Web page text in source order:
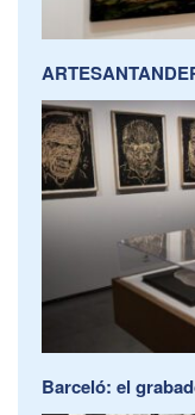
Barceló: el